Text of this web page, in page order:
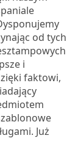
od tych
i
faktowi,
Już